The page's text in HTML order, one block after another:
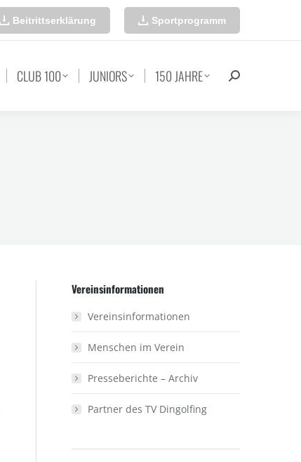
Beitrittserklärung Sportprogramm
CLUB 100 JUNIORS 150 JAHRE Search:
Vereinsinformationen
Vereinsinformationen
Menschen im Verein
Presseberichte – Archiv
Partner des TV Dingolfing